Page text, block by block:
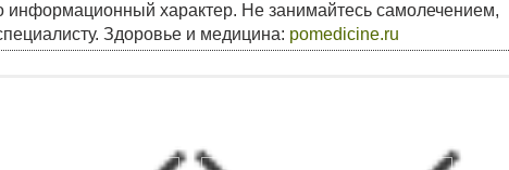
информационный характер. Не занимайтесь самолечением,
Здоровье и медицина: pomedicine.ru